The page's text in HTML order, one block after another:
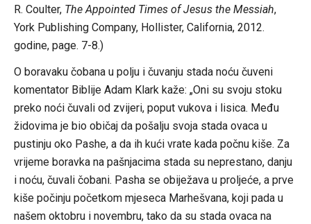
R. Coulter,The Appointed Times of Jesus the Messiah,
York Publishing Company, Hollister, California, 2012.
godine, page. 7-8.)
O boravaku čobana u polju i čuvanju stada noću čuveni
komentator Biblije Adam Klark kaže: „Oni su svoju stoku
preko noći čuvali od zvijeri, poput vukova i lisica. Među
židovima je bio običaj da pošalju svoja stada ovaca u
pustinju oko Pashe, a da ih kući vrate kada počnu kiše. Za
vrijeme boravka na pašnjacima stada su neprestano, danju
i noću, čuvali čobani. Pasha se obiježava u proljeće, a prve
kiše počinju početkom mjeseca Marhešvana, koji pada u
našem oktobru i novembru, tako da su stada ovaca na